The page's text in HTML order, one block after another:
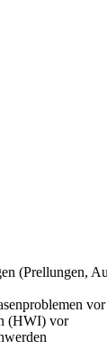
(Prellungen,
vor
(HWI) vor